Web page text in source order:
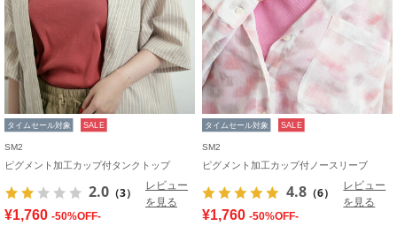
タイムセール対象 SALE
SM2
ピグメント加工カップ付タンクトップ
2.0 （3）
レビュー
を見る
¥1,760 -50%OFF-
タイムセール対象 SALE
SM2
ピグメント加工カップ付ノースリーブ
4.8 （6）
レビュー
を見る
¥1,760 -50%OFF-